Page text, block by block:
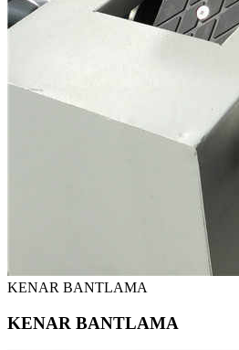
KENAR BANTLAMA
KENAR BANTLAMA